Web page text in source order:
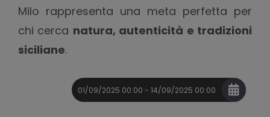
Milo rappresenta una meta perfetta per
chi cerca natura, autenticità e tradizioni
siciliane.
01/09/2025 00:00 - 14/09/2025 00:00